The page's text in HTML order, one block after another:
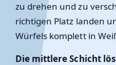
zu drehen und zu
richtigen Platz landen
Würfels komplett in
Die mittlere Schicht